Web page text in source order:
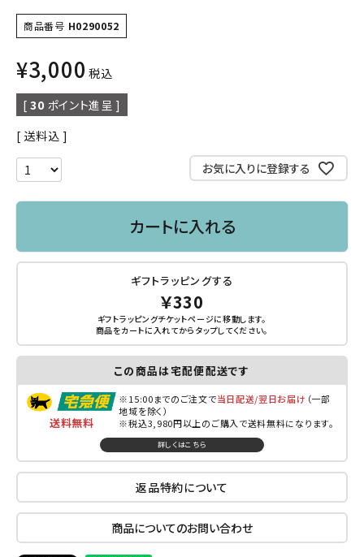
商品番号 H0290052
¥3,000 税込
[ 30 ポイント進呈 ]
送料込
お気に入りに登録する
カートに入れる
ギフトラッピングする
￥330
ギフトラッピングチケットページに移動します。
商品をカートに入れてから タップしてください。
この商品は宅配便配送です
送料無料
※15:00までのご注文で当日配送/翌日お届け （一部
地域を除く）
※税込3,980円以上のご購入で送料無料になります。
詳しくはこちら
返品特約について
商品についてのお問い合わせ